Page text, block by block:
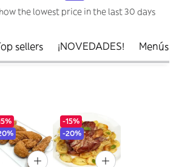
the lowest price in the last 30 days
sellers ¡NOVEDADES! Menús
-15%
-20%